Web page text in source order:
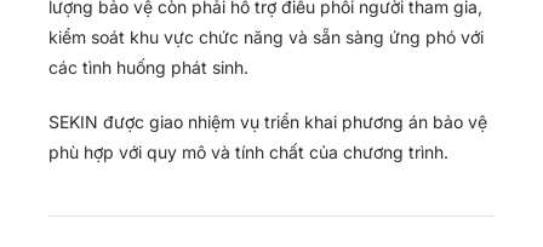
lượng bảo vệ còn phải hỗ trợ điều phối người tham gia,
kiểm soát khu vực chức năng và sẵn sàng ứng phó với
các tình huống phát sinh.
SEKIN được giao nhiệm vụ triển khai phương án bảo vệ
phù hợp với quy mô và tính chất của chương trình.